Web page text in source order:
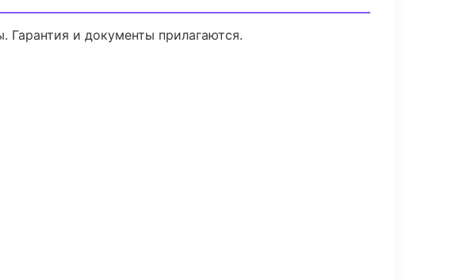
Гарантия и документы прилагаются.